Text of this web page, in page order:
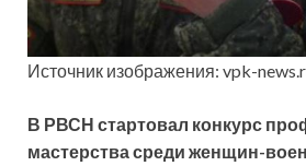
Источник изображения: vpk-
В РВСН стартовал конкурс
мастерства среди женщин-